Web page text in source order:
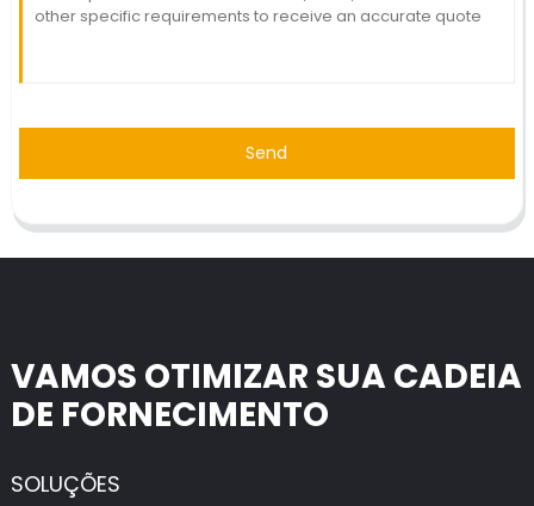
Send
VAMOS OTIMIZAR SUA CADEIA
DE FORNECIMENTO
SOLUÇÕES